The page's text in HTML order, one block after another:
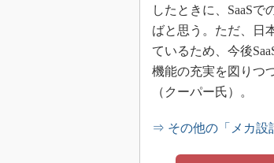
したときに、SaaS
ばと思う。ただ、日
ているため、今後
機能の充実を図りつ
（クーパー氏）。
⇒ その他の「メカ設